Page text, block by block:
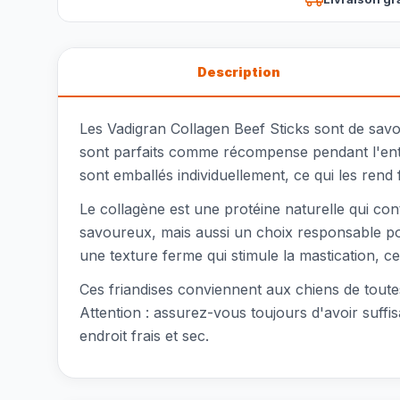
Description
Les Vadigran Collagen Beef Sticks sont de
sont parfaits comme récompense pendant
sont emballés individuellement, ce qui les
Le collagène est une protéine naturelle qui
savoureux, mais aussi un choix responsable
une texture ferme qui stimule la mastication,
Ces friandises conviennent aux chiens de
Attention : assurez-vous toujours d'avoir
endroit frais et sec.